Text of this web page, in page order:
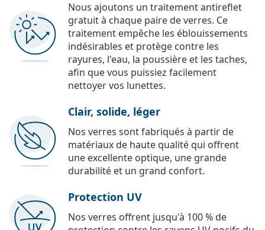
Nous ajoutons un traitement antireflet
gratuit à chaque paire de verres. Ce
traitement empêche les éblouissements
indésirables et protège contre les
rayures, l'eau, la poussière et les taches,
afin que vous puissiez facilement
nettoyer vos lunettes.
Clair, solide, léger
Nos verres sont fabriqués à partir de
matériaux de haute qualité qui offrent
une excellente optique, une grande
durabilité et un grand confort.
Protection UV
Nos verres offrent jusqu'à 100 % de